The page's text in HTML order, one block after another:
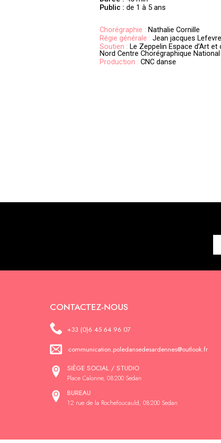
Public : de 1 à 5 ans
Chorégraphie : Nathalie Cornille
Régie générale : Jean jacques Lefevre
Soutien : Le Zeppelin Espace d’Art
Nord Centre Chorégraphique
Production : CNC danse
CONTACTEZ-NOUS
+33 (0)6 45 64 96 07
communication.poledansedesardennes@outlook.fr
SIÈGE SOCIAL / STUDIO
Place Calonne, 08200 Sedan
BUREAU
12 rue de la Rochefoucauld, 08200 Sedan